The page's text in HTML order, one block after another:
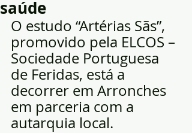
saúde
O estudo “Artérias Sãs”,
promovido pela ELCOS –
Sociedade Portuguesa
de Feridas, está a
decorrer em Arronches
em parceria com a
autarquia local.